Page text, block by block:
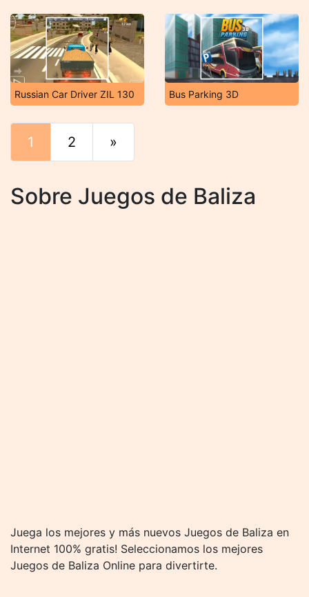
Russian Car Driver ZIL 130 Bus Parking 3D
1 2 »
Sobre Juegos de Baliza
Juega los mejores y más nuevos Juegos de Baliza en
Internet 100% gratis! Seleccionamos los mejores
Juegos de Baliza Online para divertirte.